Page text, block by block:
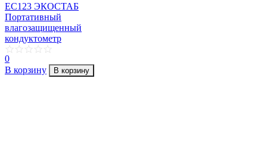
EC123 ЭКОСТАБ
Портативный
влагозащищенный
кондуктометр
0
В корзину
В корзину